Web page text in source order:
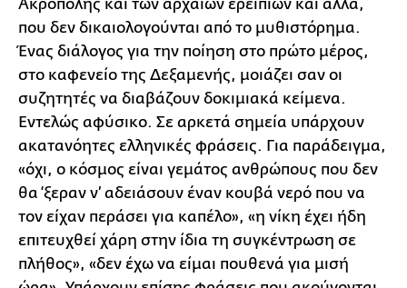
Ακρόπολης και των αρχαίων ερειπίων και άλλα,
που δεν δικαιολογούνται από το μυθιστόρημα.
Ένας διάλογος για την ποίηση στο πρώτο μέρος,
στο καφενείο της Δεξαμενής, μοιάζει σαν οι
συζητητές να διαβάζουν δοκιμιακά κείμενα.
Εντελώς αφύσικο. Σε αρκετά σημεία υπάρχουν
ακατανόητες ελληνικές φράσεις. Για παράδειγμα,
«όχι, ο κόσμος είναι γεμάτος ανθρώπους που δεν
θα ‘ξεραν ν’ αδειάσουν έναν κουβά νερό που να
τον είχαν περάσει για καπέλο», «η νίκη έχει ήδη
επιτευχθεί χάρη στην ίδια τη συγκέντρωση σε
πλήθος», «δεν έχω να είμαι πουθενά για μισή